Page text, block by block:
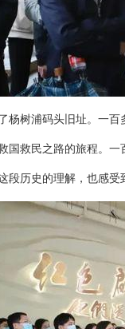
杨树浦码头旧址。一
国救民之路的旅程。
段历史的理解，也感受